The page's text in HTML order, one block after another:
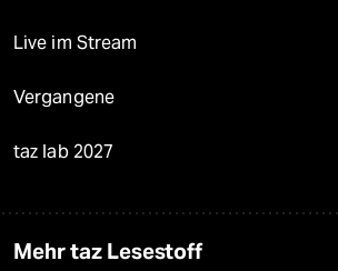
Live im Stream
Vergangene
taz lab 2027
Mehr taz Lesestoff